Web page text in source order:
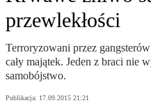
przewlekłości
Terroryzowani przez
cały majątek. Jeden z braci nie
samobójstwo.
Publikacja: 17.09.2015 21:21